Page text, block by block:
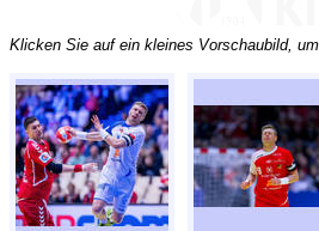
Klicken Sie auf ein kleines Vorschaubild,